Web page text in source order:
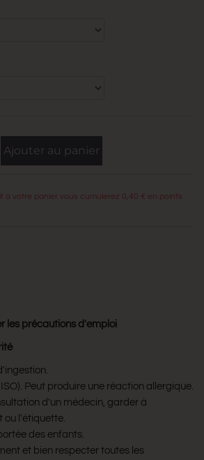
Ajouter au panier
à votre panier vous cumulerez 0,40 € en points
les précautions d'emploi
Peut produire une réaction allergique.
d'un médecin, garder à
ou l'étiquette.
des enfants.
et bien respecter toutes les